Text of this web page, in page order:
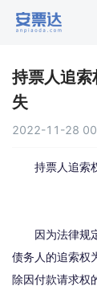
持票人追
失
2022-11-28
持票人追索
因为法律规
债务人的追索权
除因付款请求权